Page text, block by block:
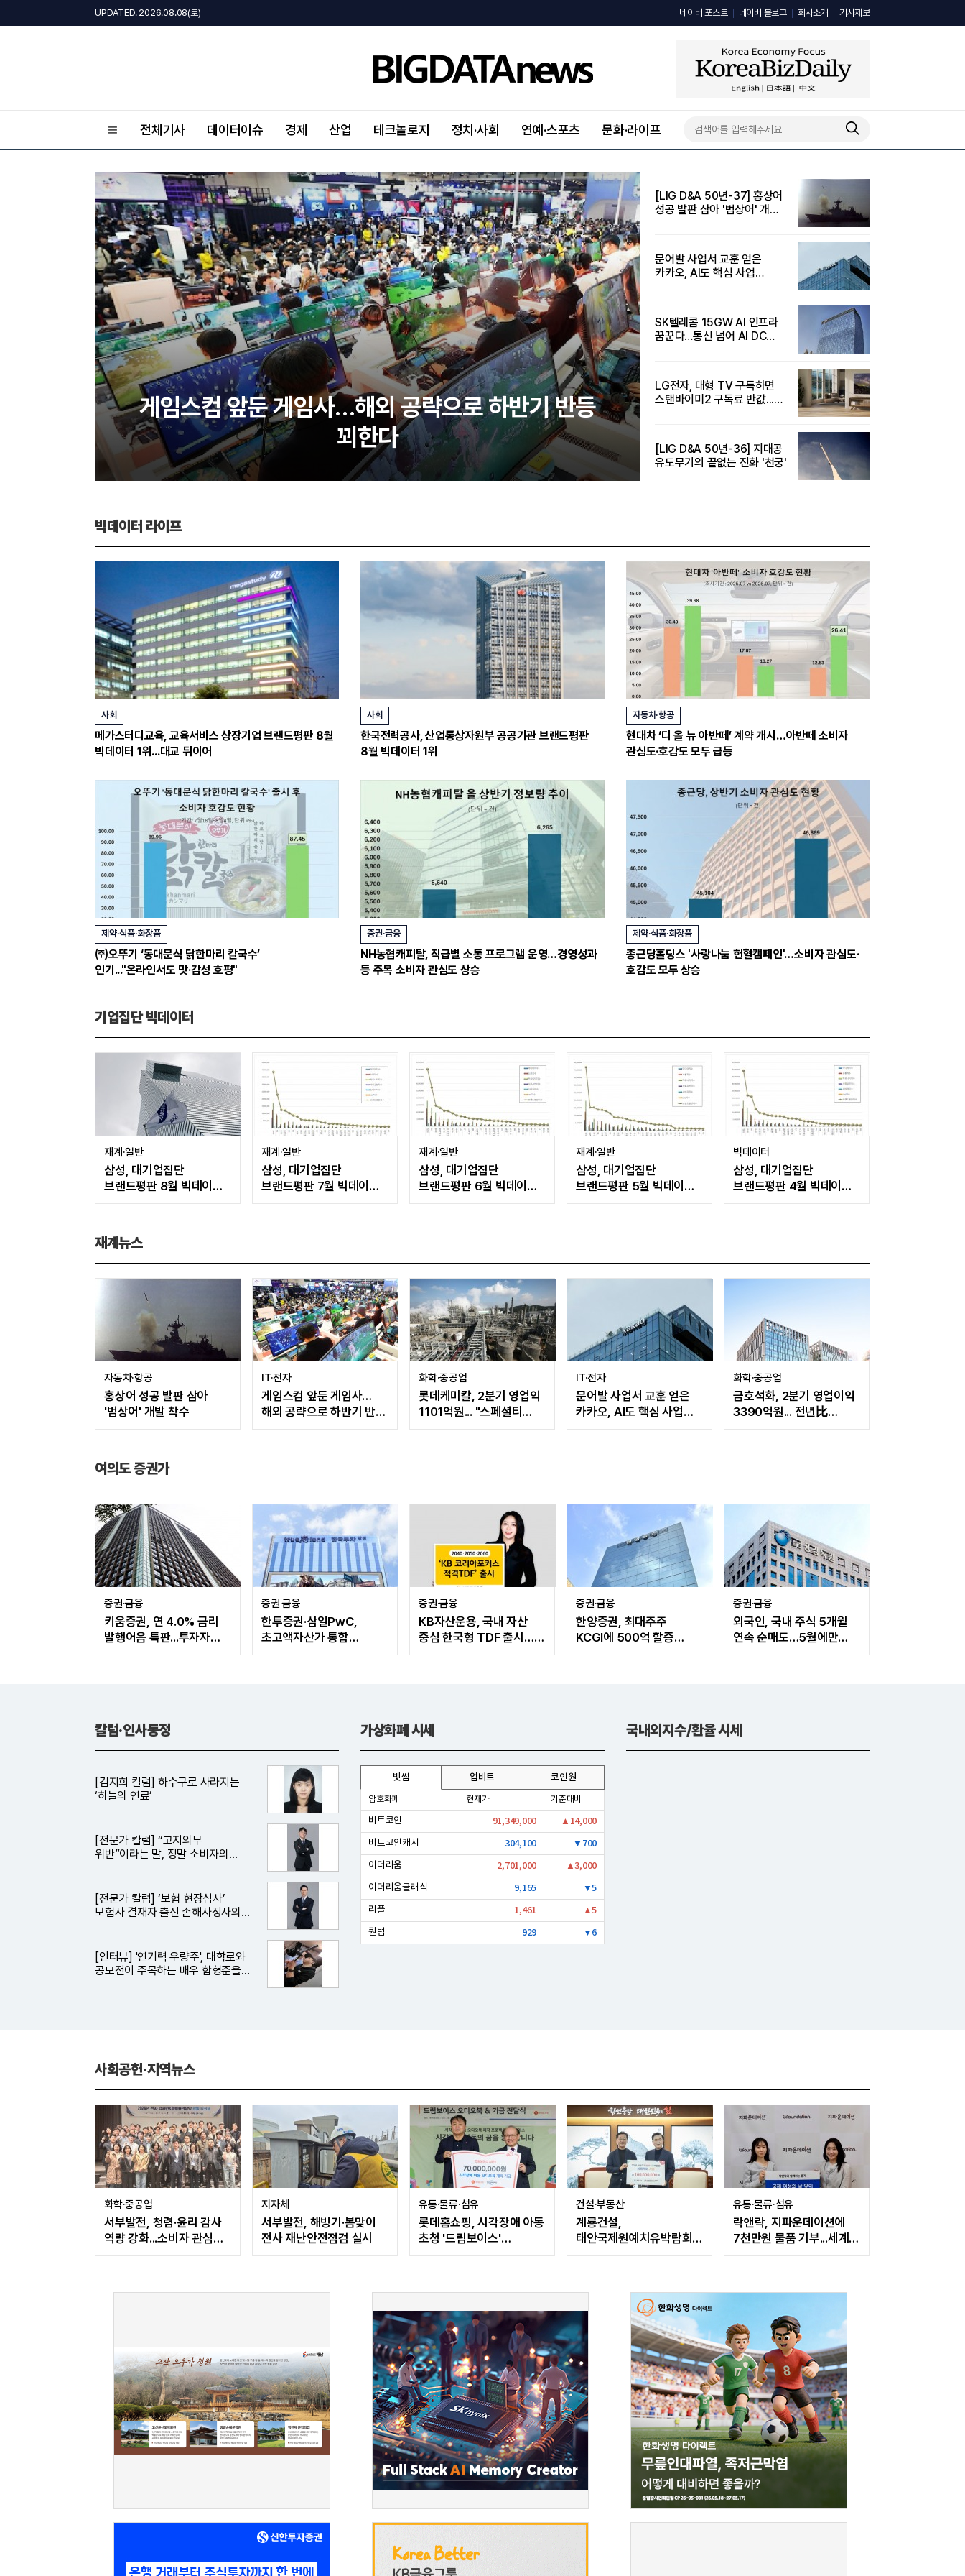
UPDATED. 2026.08.08(토) 네이버 포스트 네이버 블로그 회사소개 기사제보
전체기사 데이터이슈 경제 산업 테크놀로지 정치·사회 연예·스포츠 문화·라이프
게임스컴 앞둔 게임사…해외 공략으로 하반기 반등
꾀한다
[LIG D&A 50년-37] 홍상어
성공 발판 삼아 '범상어' 개발
문어발 사업서 교훈 얻은
카카오, AI도 핵심 사업
SK텔레콤 15GW AI 인프라
꿈꾼다…통신 넘어 AI DC
LG전자, 대형 TV 구독하면
스탠바이미2 구독료 반값...
[LIG D&A 50년-36] 지대공
유도무기의 끝없는 진화 '천궁'
빅데이터 라이프
사회
메가스터디교육, 교육서비스 상장기업 브랜드평판 8월
빅데이터 1위...대교 뒤이어
사회
한국전력공사, 산업통상자원부 공공기관 브랜드평판
8월 빅데이터 1위
자동차·항공
현대차 ‘디 올 뉴 아반떼’ 계약 개시…아반떼 소비자
관심도·호감도 모두 급등
제약·식품·화장품
㈜오뚜기 ‘동대문식 닭한마리 칼국수’
인기..."온라인서도 맛·감성 호평"
증권·금융
NH농협캐피탈, 직급별 소통 프로그램 운영…경영성과
등 주목 소비자 관심도 상승
제약·식품·화장품
종근당홀딩스 '사랑나눔 헌혈캠페인'…소비자 관심도·
호감도 모두 상승
기업집단 빅데이터
재계·일반
삼성, 대기업집단
브랜드평판 8월 빅데이터
분석 1위...SK·현대자동차
재계·일반
삼성, 대기업집단
브랜드평판 7월 빅데이터
분석 1위...SK·두산·
재계·일반
삼성, 대기업집단
브랜드평판 6월 빅데이터
압도적 1위...SK·한화 순
재계·일반
삼성, 대기업집단
브랜드평판 5월 빅데이터
1위...현대자동차 뒤이어
빅데이터
삼성, 대기업집단
브랜드평판 4월 빅데이터
분석 1위..."평판지수도
재계뉴스
자동차·항공
홍상어 성공 발판 삼아
'범상어' 개발 착수
IT·전자
게임스컴 앞둔 게임사…
해외 공략으로 하반기 반등
꾀한다
화학·중공업
롯데케미칼, 2분기 영업익
1101억원... "스페셜티
전환 가속"
IT·전자
문어발 사업서 교훈 얻은
카카오, AI도 핵심 사업
'선택과 집중'
화학·중공업
금호석화, 2분기 영업이익
3390억원... 전년比
419% 급증
여의도 증권가
증권·금융
키움증권, 연 4.0% 금리
발행어음 특판...투자자
관심도 증가
증권·금융
한투증권·삼일PwC,
초고액자산가 통합
자산관리 MOU...소비자
증권·금융
KB자산운용, 국내 자산
중심 한국형 TDF 출시…
소비자 관심도↑
증권·금융
한양증권, 최대주주
KCGI에 500억 할증
유상증자…장외파생 진출
증권·금융
외국인, 국내 주식 5개월
연속 순매도…5월에만
47조 쏟아내
칼럼·인사동정
[김지희 칼럼] 하수구로 사라지는
‘하늘의 연료’
[전문가 칼럼] “고지의무
위반”이라는 말, 정말 소비자의
[전문가 칼럼] ‘보험 현장심사’
보험사 결재자 출신 손해사정사의
[인터뷰] '연기력 우량주', 대학로와
공모전이 주목하는 배우 함형준을
가상화폐 시세 국내외지수/환율 시세
사회공헌·지역뉴스
화학·중공업
서부발전, 청렴·윤리 감사
역량 강화...소비자 관심도
전년대비 20%↑
지자체
서부발전, 해빙기·봄맞이
전사 재난안전점검 실시
유통·물류·섬유
롯데홈쇼핑, 시각장애 아동
초청 '드림보이스'
오디오북 전달식…녹음
건설·부동산
계룡건설,
태안국제원예치유박람회
에 1억 원 후원
유통·물류·섬유
락앤락, 지파운데이션에
7천만원 물품 기부...세계
여성의 날 기념해 국내